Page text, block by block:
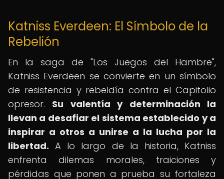
Katniss Everdeen: El Símbolo de la
Rebelión
En la saga de "Los Juegos del Hambre",
Katniss Everdeen se convierte en un símbolo
de resistencia y rebeldía contra el Capitolio
opresor. Su valentía y determinación la
llevan a desafiar el sistema establecido y a
inspirar a otros a unirse a la lucha por la
libertad. A lo largo de la historia, Katniss
enfrenta dilemas morales, traiciones y
pérdidas que ponen a prueba su fortaleza